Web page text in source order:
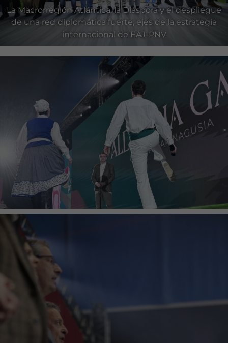
La Macrorregión Atlántica, la Diáspora y el despliegue
de una red diplomática fuerte, ejes de la estrategia
internacional de EAJ-PNV